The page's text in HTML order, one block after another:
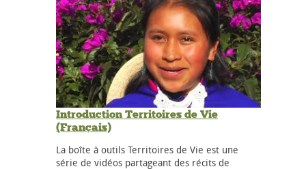
Introduction Territoires de Vie
(Français)
La boîte à outils Territoires de Vie est une
série de vidéos partageant des récits de